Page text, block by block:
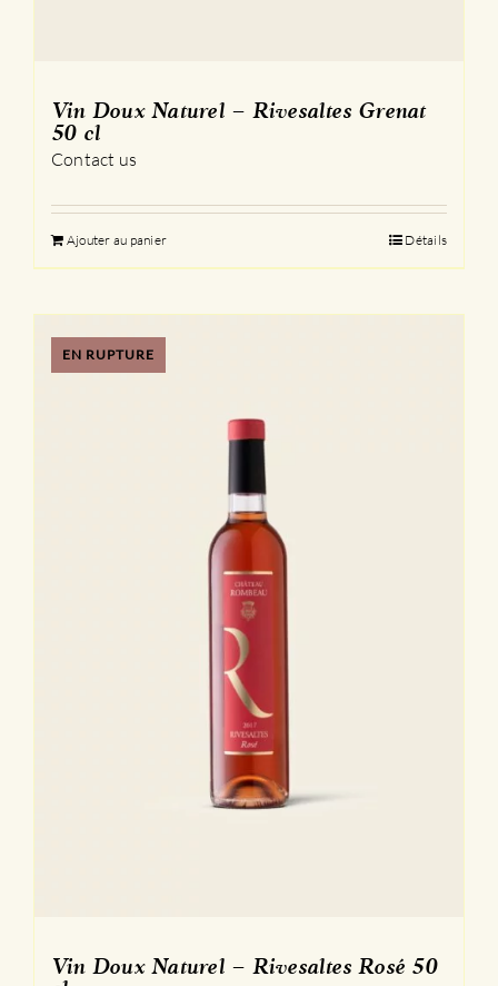
Vin Doux Naturel – Rivesaltes Grenat
50 cl
Contact us
Ajouter au panier Détails
EN RUPTURE
Vin Doux Naturel – Rivesaltes Rosé 50